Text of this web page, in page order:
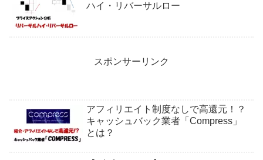
ハイ・リバーサルロー
スポンサーリンク
アフィリエイト制度なしで高還元！？
キャッシュバック業者「Compress」
とは？